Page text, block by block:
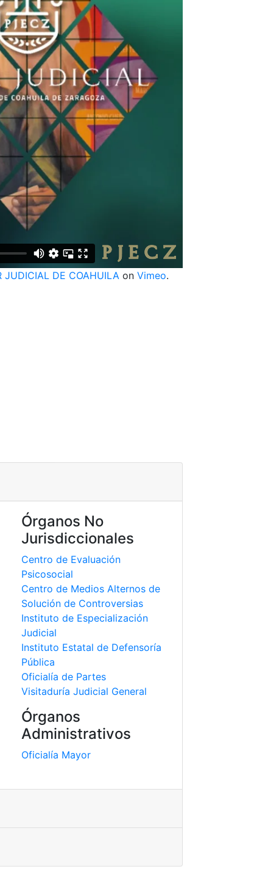
JUDICIAL DE COAHUILA on Vimeo.
Órganos No
Jurisdiccionales
Centro de Evaluación
Psicosocial
Centro de Medios Alternos de
Solución de Controversias
Instituto de Especialización
Judicial
Instituto Estatal de Defensoría
Pública
Oficialía de Partes
Visitaduría Judicial General
Órganos
Administrativos
Oficialía Mayor